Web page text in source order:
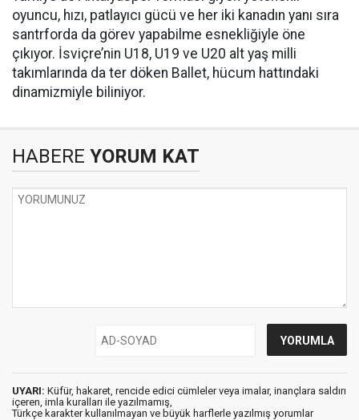
oyuncu, hızı, patlayıcı gücü ve her iki kanadın yanı sıra
santrforda da görev yapabilme esnekliğiyle öne
çıkıyor. İsviçre’nin U18, U19 ve U20 alt yaş milli
takımlarında da ter döken Ballet, hücum hattındaki
dinamizmiyle biliniyor.
HABERE YORUM KAT
UYARI: Küfür, hakaret, rencide edici cümleler veya imalar, inançlara saldırı
içeren, imla kuralları ile yazılmamış,
Türkçe karakter kullanılmayan ve büyük harflerle yazılmış yorumlar